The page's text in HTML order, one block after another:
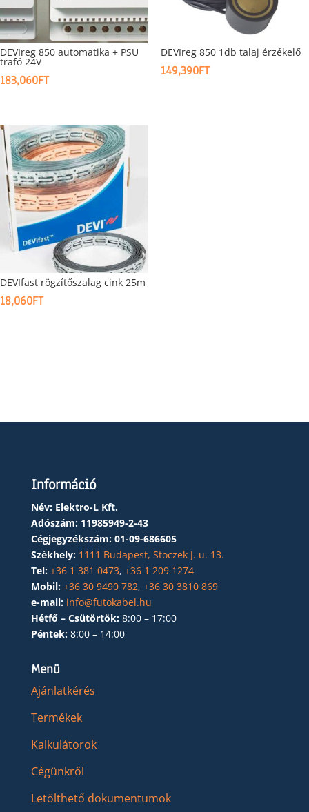
DEVIreg 850 automatika + PSU
trafó 24V
183,060FT
DEVIreg 850 1db talaj érzékelő
149,390FT
DEVIfast rögzítőszalag cink 25m
18,060FT
Információ
Név: Elektro-L Kft.
Adószám: 11985949-2-43
Cégjegyzékszám: 01-09-686605
Székhely: 1111 Budapest, Stoczek J. u. 13.
Tel: +36 1 381 0473, +36 1 209 1274
Mobil: +36 30 9490 782, +36 30 3810 869
e-mail: info@futokabel.hu
Hétfő – Csütörtök: 8:00 – 17:00
Péntek: 8:00 – 14:00
Menü
Ajánlatkérés
Termékek
Kalkulátorok
Cégünkről
Letölthető dokumentumok